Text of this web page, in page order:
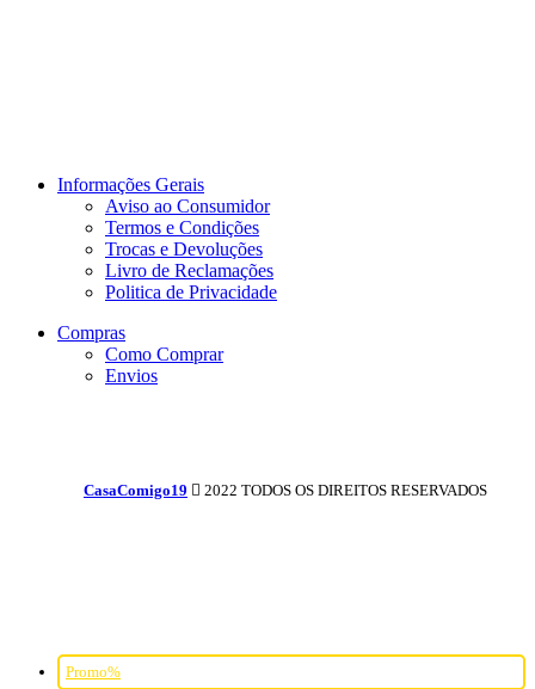
Informações Gerais
Aviso ao Consumidor
Termos e Condições
Trocas e Devoluções
Livro de Reclamações
Politica de Privacidade
Compras
Como Comprar
Envios
CasaComigo19 2022 TODOS OS DIREITOS RESERVADOS
Promo%